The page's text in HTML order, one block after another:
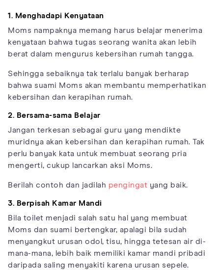
1. Menghadapi Kenyataan
Moms nampaknya memang harus belajar menerima
kenyataan bahwa tugas seorang wanita akan lebih
berat dalam mengurus kebersihan rumah tangga.
Sehingga sebaiknya tak terlalu banyak berharap
bahwa suami Moms akan membantu memperhatikan
kebersihan dan kerapihan rumah.
2. Bersama-sama Belajar
Jangan terkesan sebagai guru yang mendikte
muridnya akan kebersihan dan kerapihan rumah. Tak
perlu banyak kata untuk membuat seorang pria
mengerti, cukup lancarkan aksi Moms.
Berilah contoh dan jadilah pengingat yang baik.
3. Berpisah Kamar Mandi
Bila toilet menjadi salah satu hal yang membuat
Moms dan suami bertengkar, apalagi bila sudah
menyangkut urusan odol, tisu, hingga tetesan air di-
mana-mana, lebih baik memiliki kamar mandi pribadi
daripada saling menyakiti karena urusan sepele.